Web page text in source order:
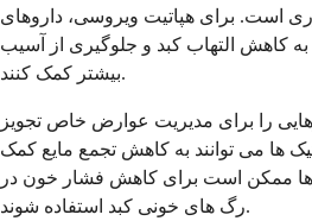
است. برای هپاتیت ویروسی، داروهای
کاهش التهاب کبد و جلوگیری از آسیب
بیشتر کمک کنند.
را برای مدیریت عوارض خاص تجویز
ها می توانند به کاهش تجمع مایع کمک
ممکن است برای کاهش فشار خون در
رگ های خونی کبد استفاده شوند.